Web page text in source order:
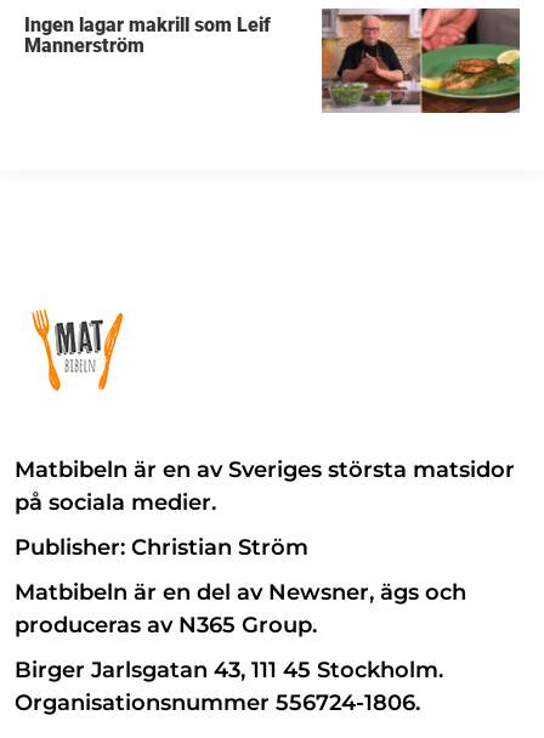
Ingen lagar makrill som Leif
Mannerström
Matbibeln är en av Sveriges största matsidor
på sociala medier.
Publisher: Christian Ström
Matbibeln är en del av Newsner, ägs och
produceras av N365 Group.
Birger Jarlsgatan 43, 111 45 Stockholm.
Organisationsnummer 556724-1806.